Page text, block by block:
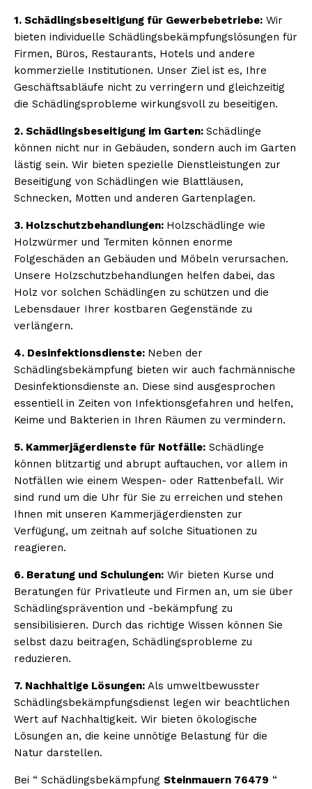
1. Schädlingsbeseitigung für Gewerbebetriebe: Wir
bieten individuelle Schädlingsbekämpfungslösungen für
Firmen, Büros, Restaurants, Hotels und andere
kommerzielle Institutionen. Unser Ziel ist es, Ihre
Geschäftsabläufe nicht zu verringern und gleichzeitig
die Schädlingsprobleme wirkungsvoll zu beseitigen.
2. Schädlingsbeseitigung im Garten: Schädlinge
können nicht nur in Gebäuden, sondern auch im Garten
lästig sein. Wir bieten spezielle Dienstleistungen zur
Beseitigung von Schädlingen wie Blattläusen,
Schnecken, Motten und anderen Gartenplagen.
3. Holzschutzbehandlungen: Holzschädlinge wie
Holzwürmer und Termiten können enorme
Folgeschäden an Gebäuden und Möbeln verursachen.
Unsere Holzschutzbehandlungen helfen dabei, das
Holz vor solchen Schädlingen zu schützen und die
Lebensdauer Ihrer kostbaren Gegenstände zu
verlängern.
4. Desinfektionsdienste: Neben der
Schädlingsbekämpfung bieten wir auch fachmännische
Desinfektionsdienste an. Diese sind ausgesprochen
essentiell in Zeiten von Infektionsgefahren und helfen,
Keime und Bakterien in Ihren Räumen zu vermindern.
5. Kammerjägerdienste für Notfälle: Schädlinge
können blitzartig und abrupt auftauchen, vor allem in
Notfällen wie einem Wespen- oder Rattenbefall. Wir
sind rund um die Uhr für Sie zu erreichen und stehen
Ihnen mit unseren Kammerjägerdiensten zur
Verfügung, um zeitnah auf solche Situationen zu
reagieren.
6. Beratung und Schulungen: Wir bieten Kurse und
Beratungen für Privatleute und Firmen an, um sie über
Schädlingsprävention und -bekämpfung zu
sensibilisieren. Durch das richtige Wissen können Sie
selbst dazu beitragen, Schädlingsprobleme zu
reduzieren.
7. Nachhaltige Lösungen: Als umweltbewusster
Schädlingsbekämpfungsdienst legen wir beachtlichen
Wert auf Nachhaltigkeit. Wir bieten ökologische
Lösungen an, die keine unnötige Belastung für die
Natur darstellen.
Bei “ Schädlingsbekämpfung Steinmauern 76479 “